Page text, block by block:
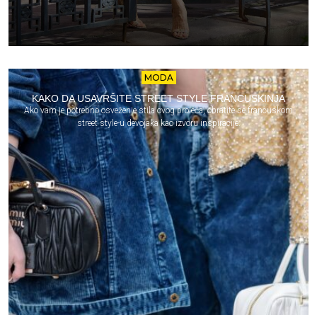
MODA
KAKO DA USAVRŠITE STREET STYLE FRANCUSKINJA
Ako vam je potrebno osveženje stila ovog proleća, obratite se francuskom
street style-u devojaka kao izvoru inspiracije.